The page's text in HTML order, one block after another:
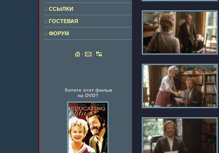
.: ССЫЛКИ
.: ГОСТЕВАЯ
.: ФОРУМ
· ·
Хотите этот фильм
на DVD?